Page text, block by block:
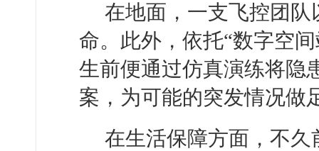
在地面，一支飞控团队
命。此外，依托“数字空
生前便通过仿真演练将隐
案，为可能的突发情况做
在生活保障方面，不